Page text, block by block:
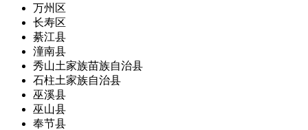
万州区
长寿区
綦江县
潼南县
秀山土家族苗族自治县
石柱土家族自治县
巫溪县
巫山县
奉节县